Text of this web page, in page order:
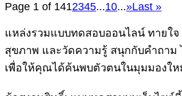
Page 1 of 1412345...10...»Last »
แหล่งรวมแบบทดสอบออนไลน์ ทายใจ
สุขภาพ และวัดความรู้ สนุกกับคำถาม
เพื่อให้คุณได้ค้นพบตัวตนในมุมมองให